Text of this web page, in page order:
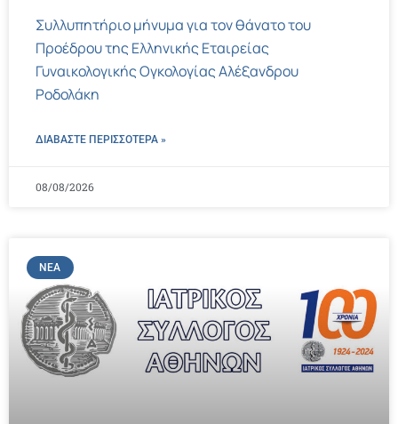
Συλλυπητήριο μήνυμα για τον θάνατο του
Προέδρου της Ελληνικής Εταιρείας
Γυναικολογικής Ογκολογίας Αλέξανδρου
Ροδολάκη
ΔΙΑΒΑΣΤΕ ΠΕΡΙΣΣΌΤΕΡΑ »
08/08/2026
ΝΈΑ